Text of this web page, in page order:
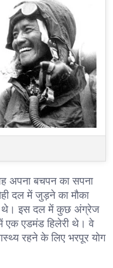
अपना बचपन का सपना
दल में जुड़ने का मौका
थे। इस दल में कुछ अंग्रेज
एक एडमंड हिलेरी थे। वे
रहने के लिए भरपूर योग